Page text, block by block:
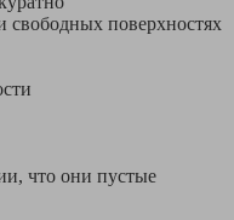
свободных поверхностях
что они пустые